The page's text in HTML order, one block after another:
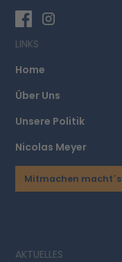
AKTUELLES
LINKS
Home
Über Uns
Unsere Politik
Nicolas Meyer
Mitmachen macht´s